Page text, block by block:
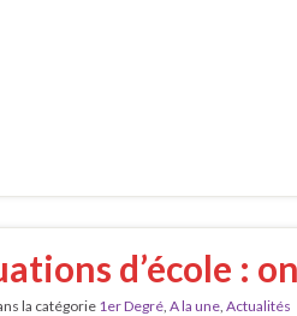
d’école :
la catégorie1er Degré A la une Actualités